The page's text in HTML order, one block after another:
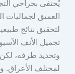
يُحتفى بجراحي
العميق لجماليات
لتحقيق نتائج
تجميل الأنف
وتحديد طرفه،
لمختلف الأعراق.